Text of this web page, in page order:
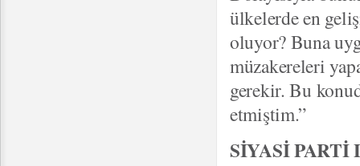
ülkelerde en
oluyor? Buna
müzakereleri
gerekir. Bu
etmiştim.”
SİYASİ PARTİ